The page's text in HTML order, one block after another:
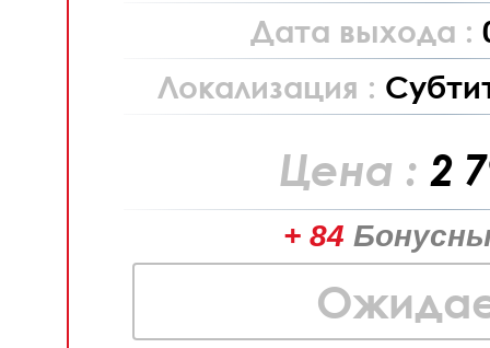
Дата выхода :
Локализация :
Цена : 2
+ 84